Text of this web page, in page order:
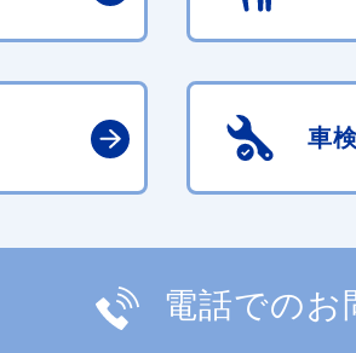
車
電話でのお